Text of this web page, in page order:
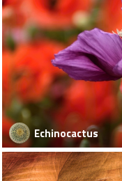
Echinocactus